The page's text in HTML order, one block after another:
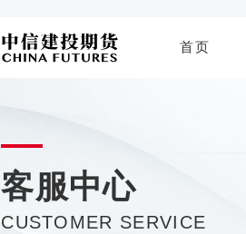
首页
客服中心
CUSTOMER SERVICE